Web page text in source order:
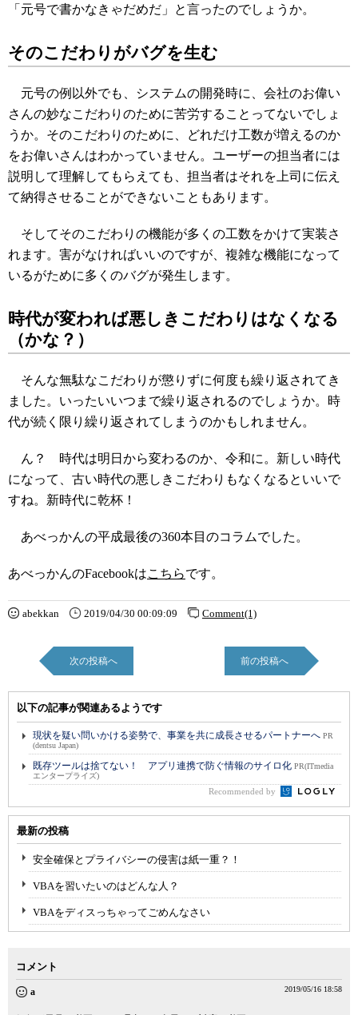
「元号で書かなきゃだめだ」と言ったのでしょうか。
そのこだわりがバグを生む
元号の例以外でも、システムの開発時に、会社のお偉い
さんの妙なこだわりのために苦労することってないでしょ
うか。そのこだわりのために、どれだけ工数が増えるのか
をお偉いさんはわかっていません。ユーザーの担当者には
説明して理解してもらえても、担当者はそれを上司に伝え
て納得させることができないこともあります。
そしてそのこだわりの機能が多くの工数をかけて実装さ
れます。害がなければいいのですが、複雑な機能になって
いるがために多くのバグが発生します。
時代が変われば悪しきこだわりはなくなる
（かな？）
そんな無駄なこだわりが懲りずに何度も繰り返されてき
ました。いったいいつまで繰り返されるのでしょうか。時
代が続く限り繰り返されてしまうのかもしれません。
ん？ 時代は明日から変わるのか、令和に。新しい時代
になって、古い時代の悪しきこだわりもなくなるといいで
すね。新時代に乾杯！
あべっかんの平成最後の360本目のコラムでした。
あべっかんのFacebookはこちらです。
abekkan 2019/04/30 00:09:09 Comment(1)
次の投稿へ 前の投稿へ
以下の記事が関連あるようです
現状を疑い問いかける姿勢で、事業を共に成長させるパートナーへ PR
(dentsu Japan)
既存ツールは捨てない！ アプリ連携で防ぐ情報のサイロ化 PR(ITmedia
エンタープライズ)
Recommended by
最新の投稿
安全確保とプライバシーの侵害は紙一重？！
VBAを習いたいのはどんな人？
VBAをディスっちゃってごめんなさい
コメント
a 2019/05/16 18:58